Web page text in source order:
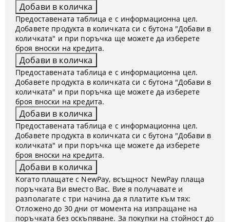
Предоставената таблица е с информационна цел.
Добавете продукта в количката си с бутона "Добави в
количката" и при поръчка ще можете да изберете
броя вноски на кредита.
Предоставената таблица е с информационна цел.
Добавете продукта в количката си с бутона "Добави в
количката" и при поръчка ще можете да изберете
броя вноски на кредита.
Предоставената таблица е с информационна цел.
Добавете продукта в количката си с бутона "Добави в
количката" и при поръчка ще можете да изберете
броя вноски на кредита.
Когато плащате с NewPay, всъщност NewPay плаща
поръчката Ви вместо Вас. Вие я получавате и
разполагате с три начина да я платите към тях:
Отложено до 30 дни от момента на изпращане на
поръчката без оскъпяване. За покупки на стойност до